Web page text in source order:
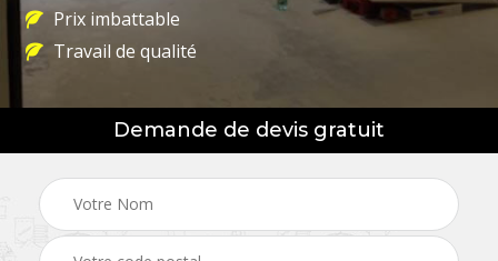
Prix imbattable
Travail de qualité
Demande de devis gratuit